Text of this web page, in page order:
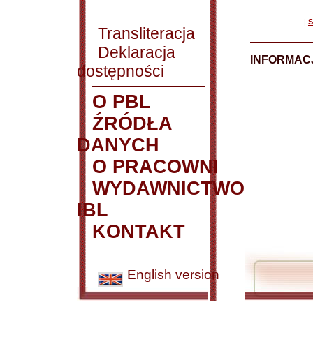
Transliteracja
Deklaracja
dostępności
O PBL
ŹRÓDŁA
DANYCH
O PRACOWNI
WYDAWNICTWO
IBL
KONTAKT
English version
|